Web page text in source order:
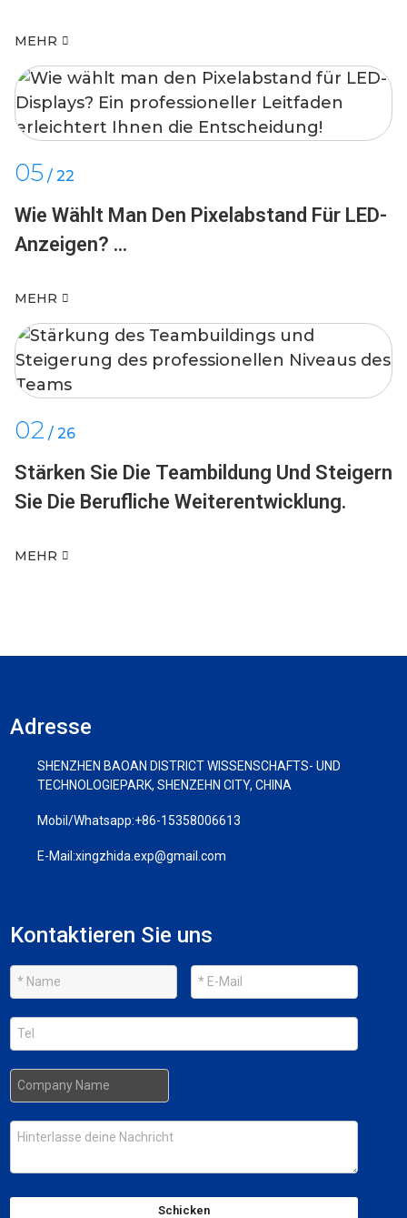
MEHR
05 / 22
Wie Wählt Man Den Pixelabstand Für LED-
Anzeigen? ...
MEHR
02 / 26
Stärken Sie Die Teambildung Und Steigern
Sie Die Berufliche Weiterentwicklung.
MEHR
Adresse
SHENZHEN BAOAN DISTRICT WISSENSCHAFTS- UND
TECHNOLOGIEPARK, SHENZEHN CITY, CHINA
Mobil/Whatsapp:+86-15358006613
E-Mail:xingzhida.exp@gmail.com
Kontaktieren Sie uns
Schicken